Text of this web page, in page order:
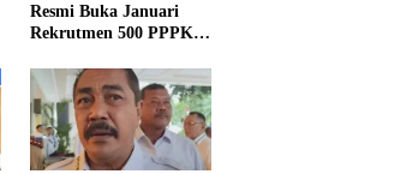
Resmi Buka Januari
Rekrutmen 500 PPPK,